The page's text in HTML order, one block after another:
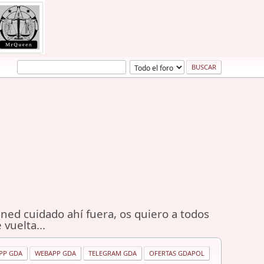
cuidado ahí fuera, os quiero a todos
vuelta...
GDA WEBAPP GDA TELEGRAM GDA OFERTAS GDAPOL